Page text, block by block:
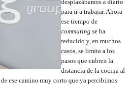
desplazábamos a diario
para ir a trabajar. Ahora
ese tiempo de
commuting se ha
reducido y, en muchos
casos, se limita a los
pasos que cubren la
distancia de la cocina al
ese camino muy corto que ya percibimos